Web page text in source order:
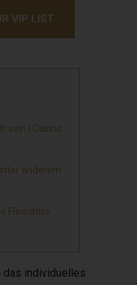
VIP LIST
sein | Casino
anderem
Fleischlos
das individuelles